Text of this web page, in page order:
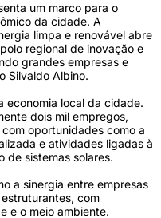
um marco para o
da cidade. A
limpa e renovável abre
regional de inovação e
grandes empresas e
Silvaldo Albino.
economia local da cidade.
dois mil empregos,
oportunidades como a
e atividades ligadas à
de sistemas solares.
a sinergia entre empresas
com
e o meio ambiente.